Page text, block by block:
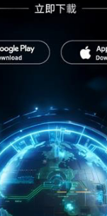
資安核心布局
2026 押
示警AI雙面刃 驅
式架構 Fortinet